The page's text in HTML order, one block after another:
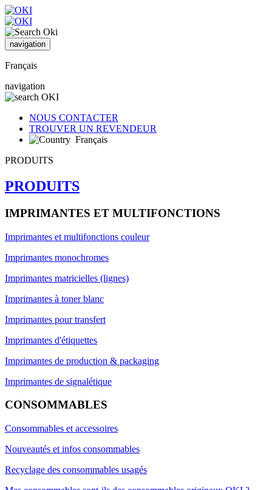
navigation
Français
navigation
NOUS CONTACTER
TROUVER UN REVENDEUR
Français
PRODUITS
PRODUITS
IMPRIMANTES ET MULTIFONCTIONS
Imprimantes et multifonctions couleur
Imprimantes monochromes
Imprimantes matricielles (lignes)
Imprimantes à toner blanc
Imprimantes pour transfert
Imprimantes d'étiquettes
Imprimantes de production & packaging
Imprimantes de signalétique
CONSOMMABLES
Consommables et accessoires
Nouveautés et infos consommables
Recyclage des consommables usagés